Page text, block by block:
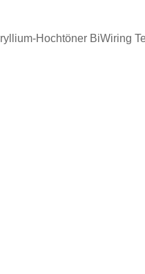
Hochtöner BiWiring